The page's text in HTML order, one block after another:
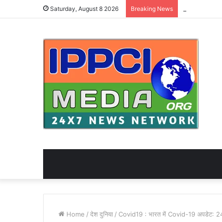
Saturday, August 8 2026 Breaking News
Home / देश दुनिया / Covid19 : भारत में Covid-19 अपडेट: 24